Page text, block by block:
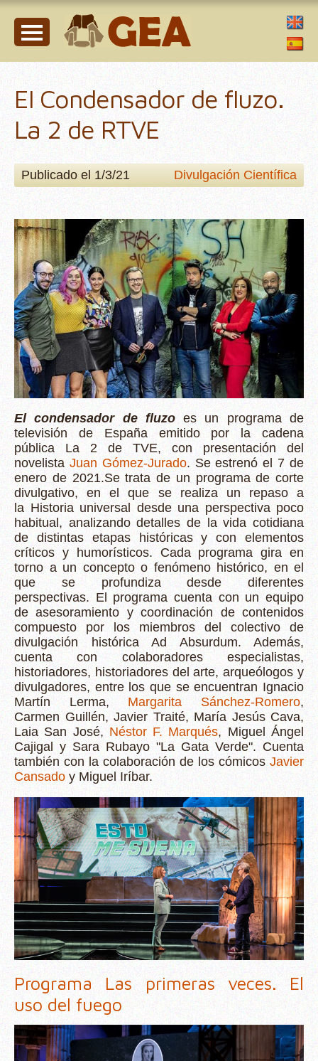
El Condensador de fluzo.
La 2 de RTVE
Publicado el 1/3/21 Divulgación Científica
El condensador de fluzoes un programa de
televisión de España emitido por la cadena
pública La 2 de TVE, con presentación del
novelista Juan Gómez-Jurado. Se estrenó el 7 de
enero de 2021.Se trata de un programa de corte
divulgativo, en el que se realiza un repaso a
la Historia universal
desde una perspectiva poco
habitual, analizando detalles de la vida cotidiana
de distintas etapas históricas y con elementos
críticos y humorísticos. Cada programa gira en
torno a un concepto o fenómeno histórico, en el
que se profundiza desde diferentes
perspectivas. El programa cuenta con un equipo
de asesoramiento y coordinación de contenidos
compuesto por los miembros del colectivo de
divulgación histórica Ad Absurdum​. Además,
cuenta con colaboradores especialistas,
historiadores, historiadores del arte, arqueólogos y
divulgadores, entre los que se encuentran Ignacio
Martín Lerma, Margarita Sánchez-Romero,
Carmen Guillén, Javier Traité, María Jesús Cava,
Laia San José, Néstor F. Marqués, Miguel Ángel
Cajigal y Sara Rubayo "La Gata Verde". Cuenta
también con la colaboración de los cómicos Javier
Cansado y Miguel Iríbar.
Programa Las primeras veces. El
uso del fuego